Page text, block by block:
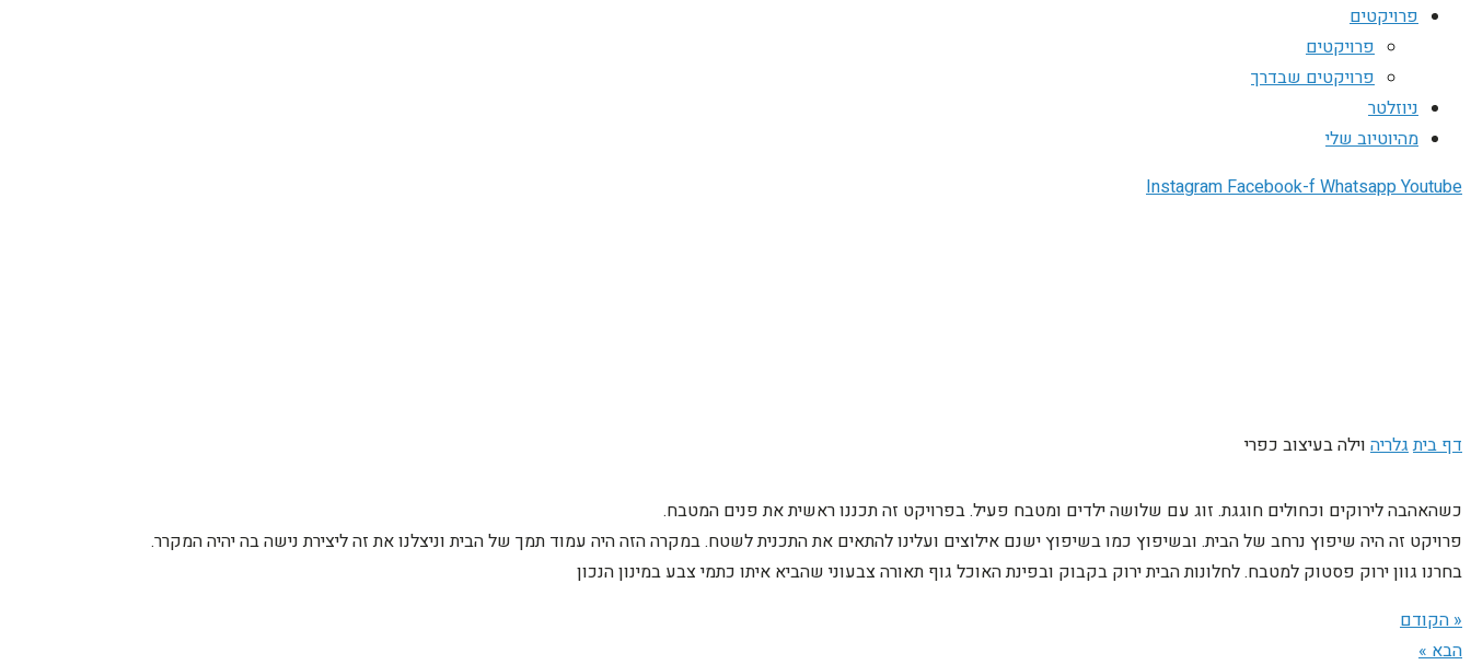
פרויקטים
פרויקטים
פרויקטים שבדרך
ניוזלטר
מהיוטיוב שלי
InstagramFacebook-fWhatsappYoutube
דף ביתגלריה וילה בעיצוב כפרי
כשהאהבה לירוקים וכחולים חוגגת. זוג עם שלושה ילדים ומטבח פעיל. בפרויקט זה תכננו ראשית את פנים המטבח.
פרויקט זה היה שיפוץ נרחב של הבית. ובשיפוץ כמו בשיפוץ ישנם אילוצים ועלינו להתאים את התכנית לשטח. במקרה הזה היה עמוד תמך של הבית וניצלנו את זה ליצירת נישה בה יהיה המקרר.
בחרנו גוון ירוק פסטוק למטבח. לחלונות הבית ירוק בקבוק ובפינת האוכל גוף תאורה צבעוני שהביא איתו כתמי צבע במינון הנכון
« הקודם
הבא »